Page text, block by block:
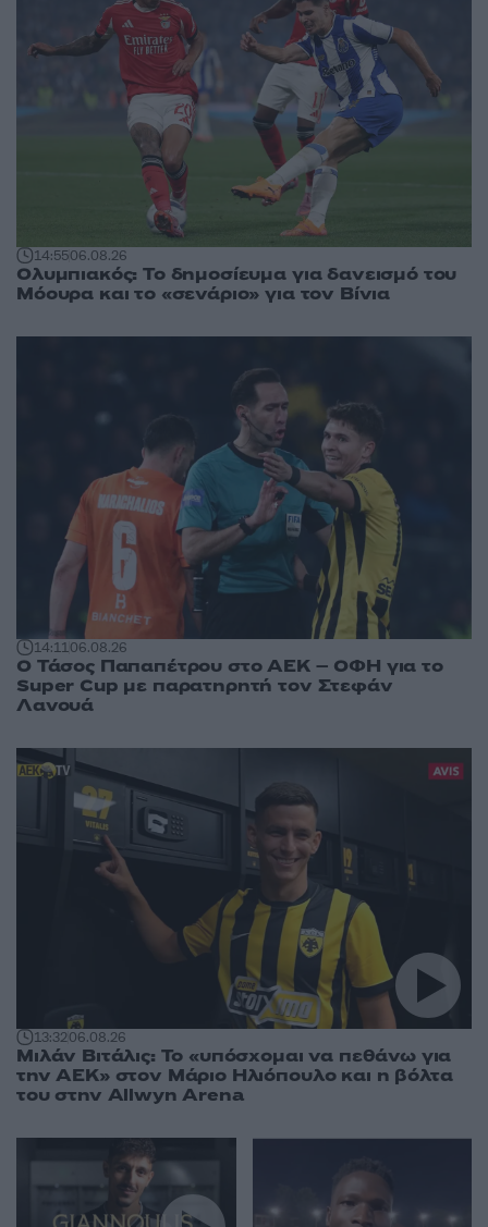
14:5506.08.26
Ολυμπιακός: Το δημοσίευμα για δανεισμό του
Μόουρα και το «σενάριο» για τον Βίνια
14:1106.08.26
Ο Τάσος Παπαπέτρου στο ΑΕΚ – ΟΦΗ για το
Super Cup με παρατηρητή τον Στεφάν
Λανουά
13:3206.08.26
Μιλάν Βιτάλις: Το «υπόσχομαι να πεθάνω για
την ΑΕΚ» στον Μάριο Ηλιόπουλο και η βόλτα
του στην Allwyn Arena